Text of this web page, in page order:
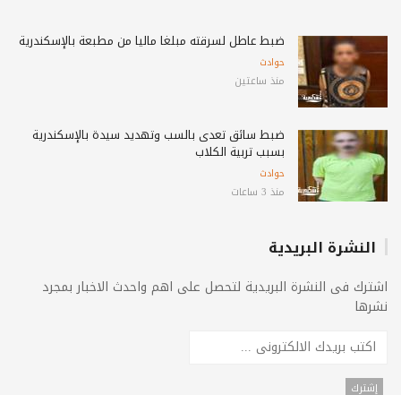
ضبط عاطل لسرقته مبلغاً مالياً من مطبعة بالإسكندرية
حوادث
منذ ساعتين
ضبط سائق تعدى بالسب وتهديد سيدة بالإسكندرية
بسبب تربية الكلاب
حوادث
منذ 3 ساعات
النشرة البريدية
اشترك فى النشرة البريدية لتحصل على اهم واحدث الاخبار بمجرد
نشرها